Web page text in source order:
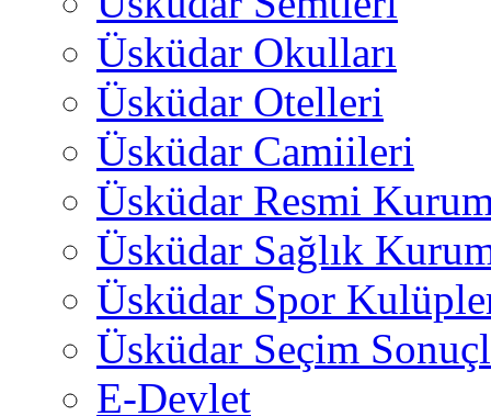
Üsküdar Okulları
Üsküdar Otelleri
Üsküdar Camiileri
Üsküdar Resmi
Üsküdar Sağlık
Üsküdar Spor
Üsküdar Seçim
E-Devlet